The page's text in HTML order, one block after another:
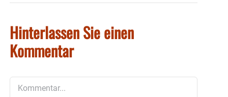
Hinterlassen Sie einen
Kommentar